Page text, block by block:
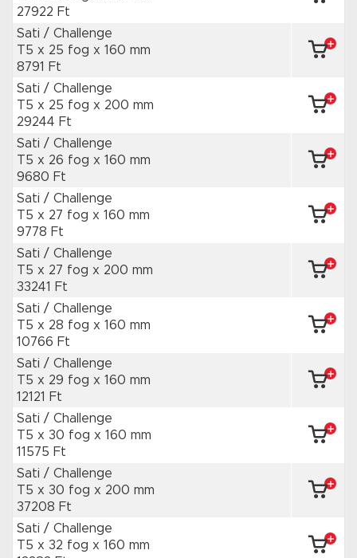
27922 Ft
Sati / Challenge
T5 x 25 fog x 160 mm
8791 Ft
Sati / Challenge
T5 x 25 fog x 200 mm
29244 Ft
Sati / Challenge
T5 x 26 fog x 160 mm
9680 Ft
Sati / Challenge
T5 x 27 fog x 160 mm
9778 Ft
Sati / Challenge
T5 x 27 fog x 200 mm
33241 Ft
Sati / Challenge
T5 x 28 fog x 160 mm
10766 Ft
Sati / Challenge
T5 x 29 fog x 160 mm
12121 Ft
Sati / Challenge
T5 x 30 fog x 160 mm
11575 Ft
Sati / Challenge
T5 x 30 fog x 200 mm
37208 Ft
Sati / Challenge
T5 x 32 fog x 160 mm